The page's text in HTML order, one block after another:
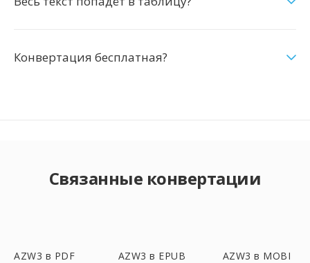
Конвертация бесплатная?
Связанные конвертации
AZW3 в PDF AZW3 в EPUB AZW3 в MOBI